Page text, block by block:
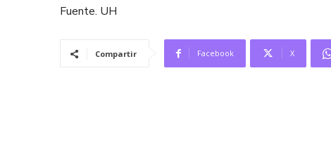
Fuente. UH
Compartir Facebook X